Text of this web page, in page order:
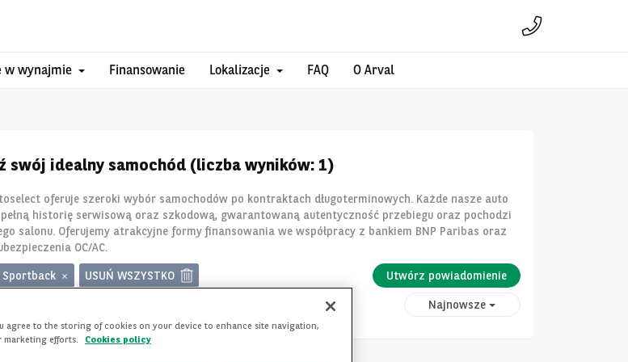
w wynajmie Finansowanie Lokalizacje FAQ O Arval
swój idealny samochód (liczba wyników: 1)
oferuje szeroki wybór samochodów po kontraktach długoterminowych. Każde nasze auto
historię serwisową oraz szkodową, gwarantowaną autentyczność przebiegu oraz pochodzi
salonu. Oferujemy atrakcyjne formy finansowania we współpracy z bankiem BNP Paribas oraz
OC/AC.
Sportback USUŃ WSZYSTKO Utwórz powiadomienie
Najnowsze
agree to the storing of cookies on your device to enhance site navigation,
marketing efforts.
Cookies policy